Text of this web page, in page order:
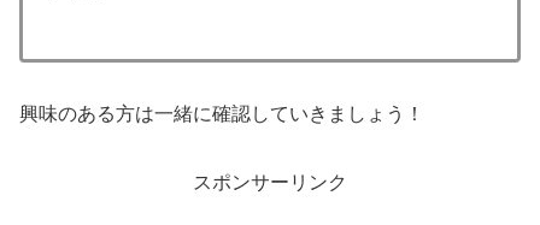
興味のある方は一緒に確認していきましょう！
スポンサーリンク